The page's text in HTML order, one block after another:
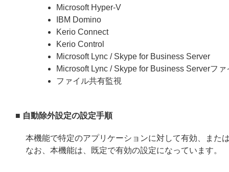
Microsoft Hyper-V
IBM Domino
Kerio Connect
Kerio Control
Microsoft Lync / Skype for Business Server
Microsoft Lync / Skype for Business Serverファ
ファイル共有監視
■ 自動除外設定の設定手順
本機能で特定のアプリケーションに対して有効、また
なお、本機能は、既定で有効の設定になっています。